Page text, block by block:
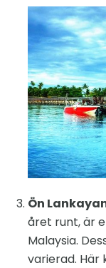
Ön
året runt, är
Malaysia.
varierad. Här